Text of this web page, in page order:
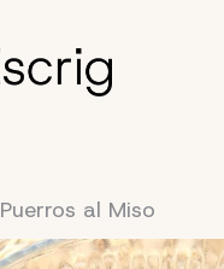
Puerros al Miso